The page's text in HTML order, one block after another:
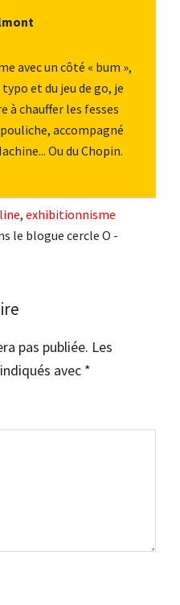
avec un côté « bum »,
et du jeu de go, je
à chauffer les fesses
accompagné
Ou du Chopin.
, exhibitionnisme
le blogue cercle O -
pas publiée. Les
avec *